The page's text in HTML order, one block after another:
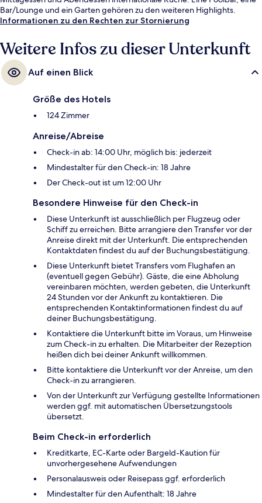
Bar/Lounge und ein Garten gehören zu den weiteren Highlights.
Informationen zu den Rechten zur Stornierung
Weitere Infos zu dieser Unterkunft
Auf einen Blick
Größe des Hotels
124 Zimmer
Anreise/Abreise
Check-in ab: 14:00 Uhr, möglich bis: jederzeit
Mindestalter für den Check-in: 18 Jahre
Der Check-out ist um 12:00 Uhr
Besondere Hinweise für den Check-in
Diese Unterkunft ist ausschließlich per Flugzeug oder
Schiff zu erreichen. Bitte arrangiere den Transfer vor der
Anreise direkt mit der Unterkunft. Die entsprechenden
Kontaktdaten findest du auf der Buchungsbestätigung.
Diese Unterkunft bietet Transfers vom Flughafen an
(eventuell gegen Gebühr). Gäste, die eine Abholung
vereinbaren möchten, werden gebeten, die Unterkunft
24 Stunden vor der Ankunft zu kontaktieren. Die
entsprechenden Kontaktinformationen findest du auf
deiner Buchungsbestätigung.
Kontaktiere die Unterkunft bitte im Voraus, um Hinweise
zum Check-in zu erhalten. Die Mitarbeiter der Rezeption
heißen dich bei deiner Ankunft willkommen.
Bitte kontaktiere die Unterkunft vor der Anreise, um den
Check-in zu arrangieren.
Von der Unterkunft zur Verfügung gestellte Informationen
werden ggf. mit automatischen Übersetzungstools
übersetzt.
Beim Check-in erforderlich
Kreditkarte, EC-Karte oder Bargeld-Kaution für
unvorhergesehene Aufwendungen
Personalausweis oder Reisepass ggf. erforderlich
Mindestalter für den Aufenthalt: 18 Jahre